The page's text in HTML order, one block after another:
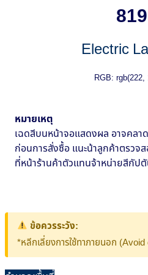
Electric
RGB: rgb(222,
หมายเหตุ
เฉดสีบนหน้าจอแสดงผล อาจคลา
ก่อนการสั่งซื้อ แนะน้าลูกค้าตรวจ
ที่หน้าร้านค้าตัวแทนจ้าหน่ายสีกัปตั
ข้อควรระวัง:
*หลีกเลี่ยงการใช้ทาภายนอก